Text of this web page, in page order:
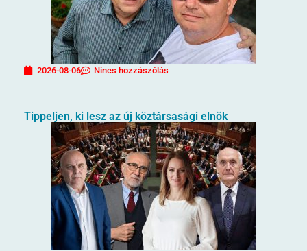
2026-08-06 Nincs hozzászólás
Tippeljen, ki lesz az új köztársasági elnök